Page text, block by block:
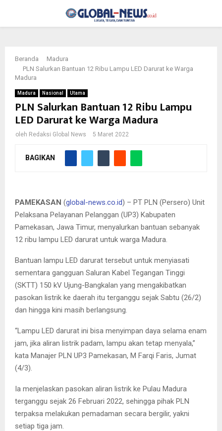
PRIMARY
MENU
Beranda
Madura
PLN Salurkan Bantuan 12 Ribu Lampu LED Darurat ke Warga
Madura
Madura Nasional Utama
PLN Salurkan Bantuan 12 Ribu Lampu
LED Darurat ke Warga Madura
oleh Redaksi Global News 5 Maret 2022
BAGIKAN
PAMEKASAN (global-news.co.id) – PT PLN (Persero) Unit
Pelaksana Pelayanan Pelanggan (UP3) Kabupaten
Pamekasan, Jawa Timur, menyalurkan bantuan sebanyak
12 ribu lampu LED darurat untuk warga Madura.
Bantuan lampu LED darurat tersebut untuk menyiasati
sementara gangguan Saluran Kabel Tegangan Tinggi
(SKTT) 150 kV Ujung-Bangkalan yang mengakibatkan
pasokan listrik ke daerah itu terganggu sejak Sabtu (26/2)
dan hingga kini masih berlangsung.
“Lampu LED darurat ini bisa menyimpan daya selama enam
jam, jika aliran listrik padam, lampu akan tetap menyala,”
kata Manajer PLN UP3 Pamekasan, M Farqi Faris, Jumat
(4/3).
Ia menjelaskan pasokan aliran listrik ke Pulau Madura
terganggu sejak 26 Februari 2022, sehingga pihak PLN
terpaksa melakukan pemadaman secara bergilir, yakni
setiap tiga jam.